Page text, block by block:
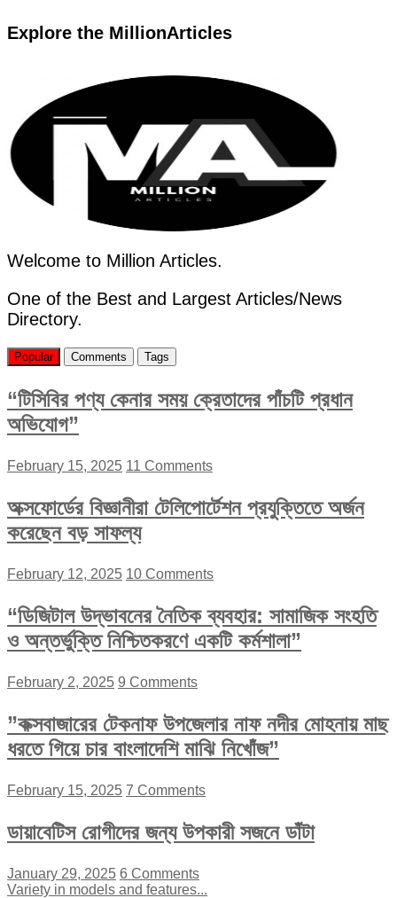
Explore the MillionArticles
Welcome to Million Articles.
One of the Best and Largest Articles/News
Directory.
Popular Comments Tags
“টিসিবির পণ্য কেনার সময় ক্রেতাদের পাঁচটি প্রধান
অভিযোগ”
February 15, 2025 11 Comments
অক্সফোর্ডের বিজ্ঞানীরা টেলিপোর্টেশন প্রযুক্তিতে অর্জন
করেছেন বড় সাফল্য
February 12, 2025 10 Comments
“ডিজিটাল উদ্ভাবনের নৈতিক ব্যবহার: সামাজিক সংহতি
ও অন্তর্ভুক্তি নিশ্চিতকরণে একটি কর্মশালা”
February 2, 2025 9 Comments
”কক্সবাজারের টেকনাফ উপজেলার নাফ নদীর মোহনায় মাছ
ধরতে গিয়ে চার বাংলাদেশি মাঝি নিখোঁজ”
February 15, 2025 7 Comments
ডায়াবেটিস রোগীদের জন্য উপকারী সজনে ডাঁটা
January 29, 2025 6 Comments
Variety in models and features...